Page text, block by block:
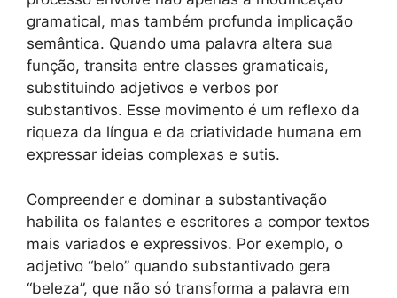
gramatical, mas também profunda implicação
semântica. Quando uma palavra altera sua
função, transita entre classes gramaticais,
substituindo adjetivos e verbos por
substantivos. Esse movimento é um reflexo da
riqueza da língua e da criatividade humana em
expressar ideias complexas e sutis.
Compreender e dominar a substantivação
habilita os falantes e escritores a compor textos
mais variados e expressivos. Por exemplo, o
adjetivo “belo” quando substantivado gera
“beleza”, que não só transforma a palavra em